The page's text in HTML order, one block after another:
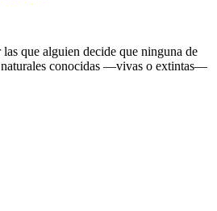
que alguien decide que ninguna de
naturales conocidas —vivas o extintas—